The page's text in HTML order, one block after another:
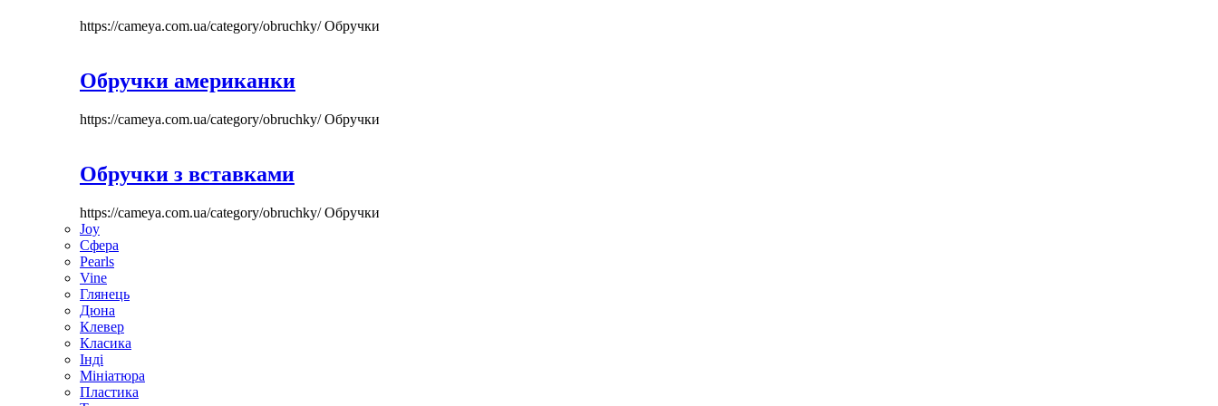
https://cameya.com.ua/category/obruchky/Обручки
Обручки американки
https://cameya.com.ua/category/obruchky/Обручки
Обручки з вставками
https://cameya.com.ua/category/obruchky/Обручки
Joy
Сфера
Pearls
Vine
Глянець
Дюна
Клевер
Класика
Інді
Мініатюра
Пластика